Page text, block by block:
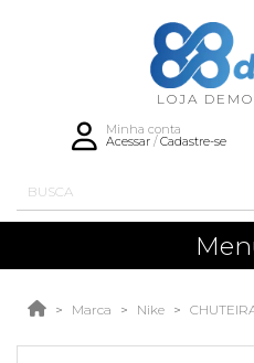
Minha conta
Acessar/Cadastre-se
Marca Nike